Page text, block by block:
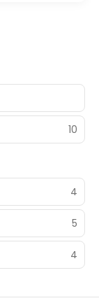
10
4
5
4